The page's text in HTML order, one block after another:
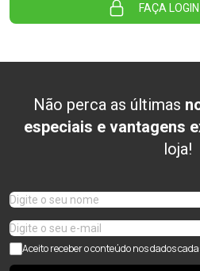
FAÇA
Não perca as últimas
especiais e vantagens
loja!
Aceito receber o conteúdo nos dados